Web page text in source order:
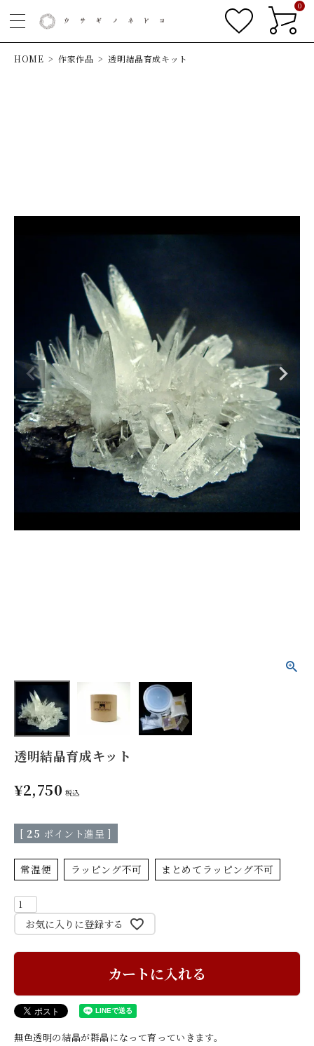
0
HOME 作家作品 透明結晶育成キット
透明結晶育成キット
¥2,750 税込
[ 25 ポイント進呈 ]
常温便 ラッピング不可 まとめてラッピング不可
お気に入りに登録する
カートに入れる
無色透明の結晶が群晶になって育っていきます。